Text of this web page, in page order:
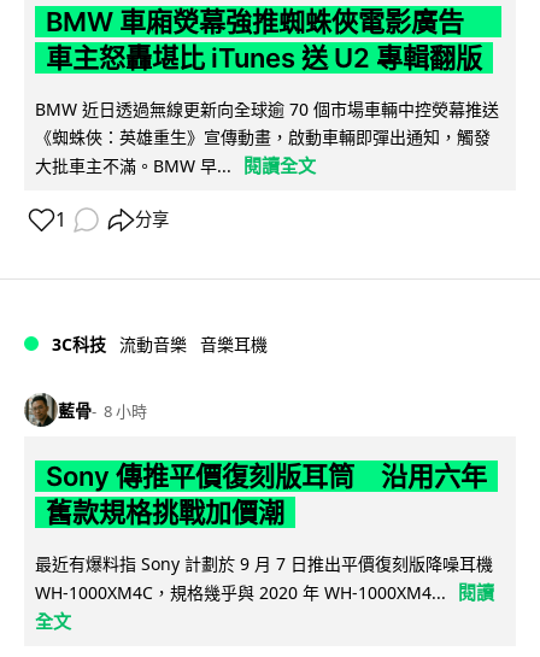
BMW 車廂熒幕強推蜘蛛俠電影廣告
車主怒轟堪比 iTunes 送 U2 專輯翻版
BMW 近日透過無線更新向全球逾 70 個市場車輛中控熒幕推送
《蜘蛛俠：英雄重生》宣傳動畫，啟動車輛即彈出通知，觸發
大批車主不滿。BMW 早...
閱讀全文
1 分享
3C科技 流動音樂 音樂耳機
藍骨 8 小時
Sony 傳推平價復刻版耳筒 沿用六年
舊款規格挑戰加價潮
最近有爆料指 Sony 計劃於 9 月 7 日推出平價復刻版降噪耳機
WH-1000XM4C，規格幾乎與 2020 年 WH-1000XM4...
閱讀
全文